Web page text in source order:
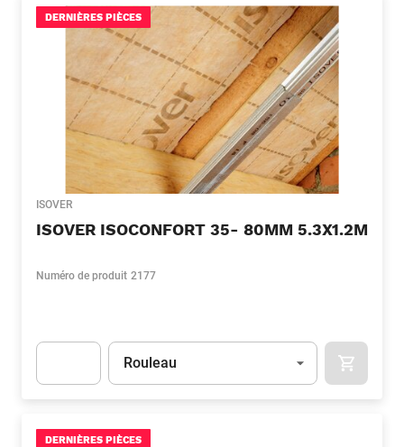
DERNIÈRES PIÈCES
ISOVER
ISOVER ISOCONFORT 35- 80MM 5.3X1.2M
Numéro de produit 2177
Unité
Rouleau
DERNIÈRES PIÈCES